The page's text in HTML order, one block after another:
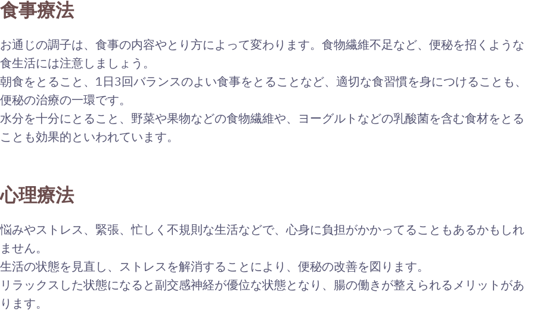
食事療法
お通じの調子は、食事の内容やとり方によって変わります。食物繊維不足など、便秘を招くような
食生活には注意しましょう。
朝食をとること、1日3回バランスのよい食事をとることなど、適切な食習慣を身につけることも、
便秘の治療の一環です。
水分を十分にとること、野菜や果物などの食物繊維や、ヨーグルトなどの乳酸菌を含む食材をとる
ことも効果的といわれています。
心理療法
悩みやストレス、緊張、忙しく不規則な生活などで、心身に負担がかかってることもあるかもしれ
ません。
生活の状態を見直し、ストレスを解消することにより、便秘の改善を図ります。
リラックスした状態になると副交感神経が優位な状態となり、腸の働きが整えられるメリットがあ
ります。